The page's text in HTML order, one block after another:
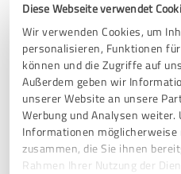
Diese Webseite verwendet
Wir verwenden Cookies, um
personalisieren, Funktionen
können und die Zugriffe auf
Außerdem geben wir
unserer Website an unsere
Werbung und Analysen
Informationen
zusammen, die Sie ihnen
Rahmen Ihrer Nutzung der
Spaß. Die Arbeit in der
und während der
über sich selbst. Ich fühle
Babyschlafcoach sehr gut
Erfahrungsbericht &
Melanie Heift